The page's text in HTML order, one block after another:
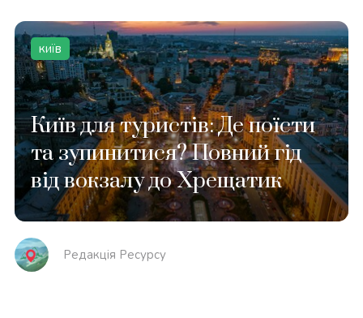
київ
Київ для туристів: Де поїсти
та зупинитися? Повний гід
від вокзалу до Хрещатик
Редакція Реcурсу